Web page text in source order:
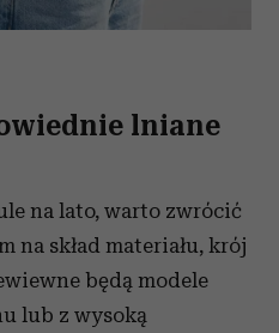
lniane
na lato, warto zwrócić
na skład materiału, krój
będą modele
lub z wysoką